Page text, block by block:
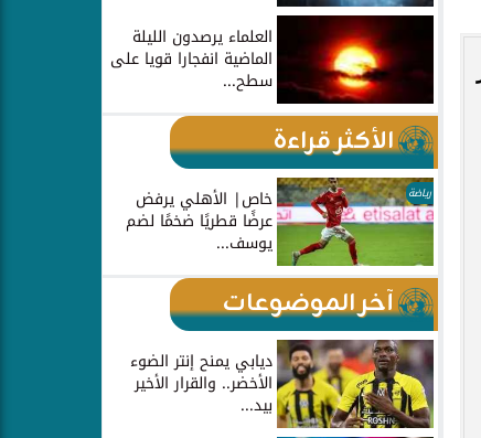
العلماء يرصدون الليلة
الماضية انفجارا قويا على
سطح...
الأكثر قراءة
رياضة خاص| الأهلي يرفض
عرضًا قطريًا ضخمًا لضم
يوسف...
آخر الموضوعات
ديابي يمنح إنتر الضوء
الأخضر.. والقرار الأخير
بيد...